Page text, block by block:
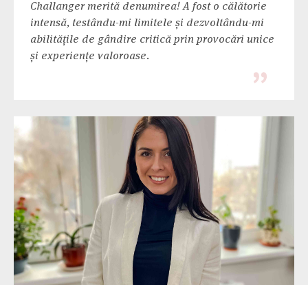
Challanger merită denumirea! A fost o călătorie
intensă, testându-mi limitele și dezvoltându-mi
abilitățile de gândire critică prin provocări unice
și experiențe valoroase.